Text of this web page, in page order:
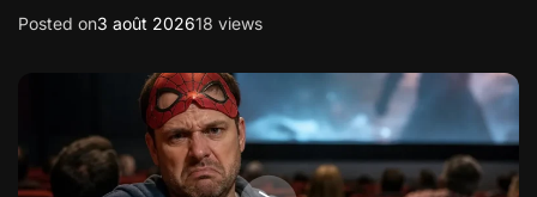
Posted on3 août 202618 views